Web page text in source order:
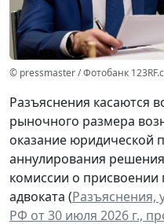
© pressmaster / Фотобанк
Разъяснения касаются
рыночного размера
оказание юридической
аннулирования
комиссии о присвоении
адвоката (Разъяснения,
РФ от 30 июля 2026 г.,